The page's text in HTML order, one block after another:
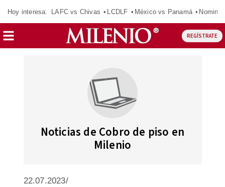
Hoy interesa: LAFC vs Chivas LCDLF México vs Panamá
REGÍSTRATE
Noticias de Cobro de piso en
Milenio
22.07.2023/